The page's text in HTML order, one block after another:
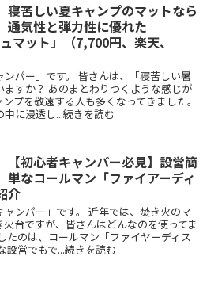
寝苦しい夏キャンプのマットなら
通気性と弾力性に優れた
マット」（7,700円、楽天、
パー」です。 皆さんは、「寝苦しい暑
ますか？ あのまとわりつくような感じが
プを敬遠する人も多くなってきました。
に浸透し...続きを読む
【初心者キャンパー必見】設営簡
単なコールマン「ファイアーディ
介
ンパー」です。 近年では、焚き火のマ
台ですが、皆さんはどんなのを使ってま
たのは、コールマン「ファイヤーディス
設営でもで...続きを読む